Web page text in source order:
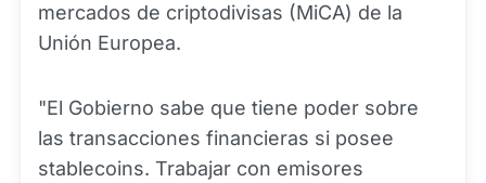
mercados de criptodivisas (MiCA) de la
Unión Europea.
"El Gobierno sabe que tiene poder sobre
las transacciones financieras si posee
stablecoins. Trabajar con emisores